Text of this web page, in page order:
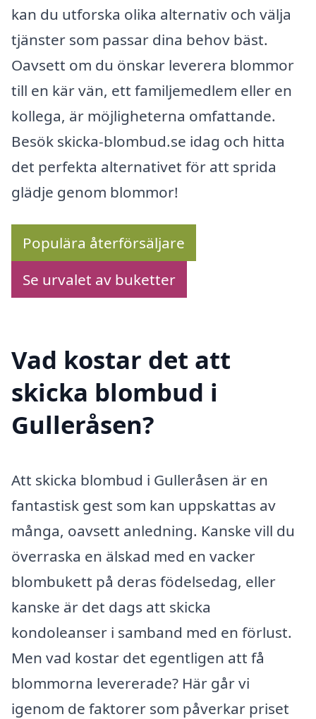
kan du utforska olika alternativ och välja
tjänster som passar dina behov bäst.
Oavsett om du önskar leverera blommor
till en kär vän, ett familjemedlem eller en
kollega, är möjligheterna omfattande.
Besök skicka-blombud.se idag och hitta
det perfekta alternativet för att sprida
glädje genom blommor!
Populära återförsäljare
Se urvalet av buketter
Vad kostar det att
skicka blombud i
Gulleråsen?
Att skicka blombud i Gulleråsen är en
fantastisk gest som kan uppskattas av
många, oavsett anledning. Kanske vill du
överraska en älskad med en vacker
blombukett på deras födelsedag, eller
kanske är det dags att skicka
kondoleanser i samband med en förlust.
Men vad kostar det egentligen att få
blommorna levererade? Här går vi
igenom de faktorer som påverkar priset